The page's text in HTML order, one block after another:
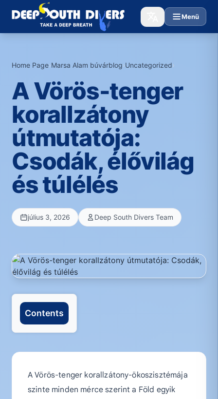
Menü
Home Page›Marsa Alam búvárblog›Uncategorized›
A Vörös-tenger
korallzátony
útmutatója:
Csodák, élővilág
és túlélés
július 3, 2026 Deep South Divers Team
Contents
A Vörös-tenger korallzátony-ökoszisztémája
szinte minden mérce szerint a Föld egyik